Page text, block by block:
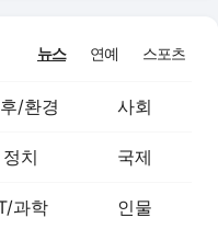
뉴스 연예 스포츠
/환경 사회
정치 국제
과학 인물